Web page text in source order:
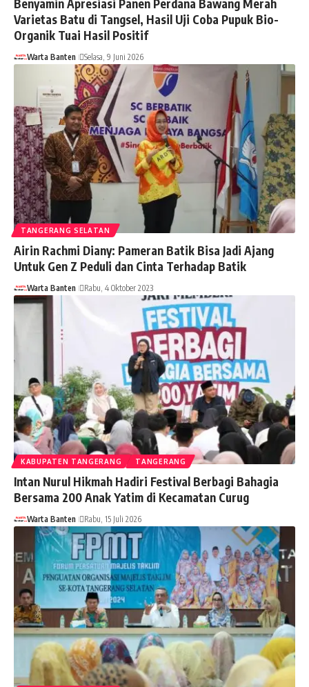
Benyamin Apresiasi Panen Perdana Bawang Merah
Varietas Batu di Tangsel, Hasil Uji Coba Pupuk Bio-
Organik Tuai Hasil Positif
Warta Banten Selasa, 9 Juni 2026
TANGERANG SELATAN
Airin Rachmi Diany: Pameran Batik Bisa Jadi Ajang
Untuk Gen Z Peduli dan Cinta Terhadap Batik
Warta Banten Rabu, 4 Oktober 2023
KABUPATEN TANGERANG TANGERANG
Intan Nurul Hikmah Hadiri Festival Berbagi Bahagia
Bersama 200 Anak Yatim di Kecamatan Curug
Warta Banten Rabu, 15 Juli 2026